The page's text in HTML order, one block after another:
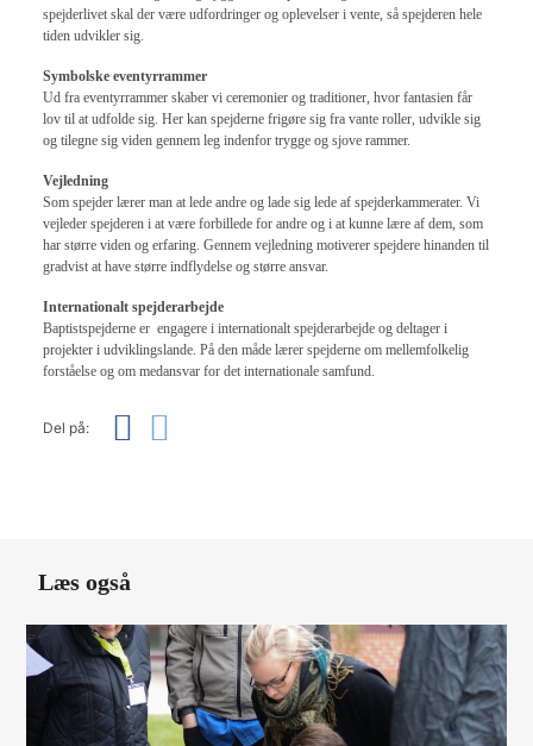
spejderlivet skal der være udfordringer og oplevelser i vente, så spejderen hele
tiden udvikler sig.
Symbolske eventyrrammer
Ud fra eventyrrammer skaber vi ceremonier og traditioner, hvor fantasien får
lov til at udfolde sig. Her kan spejderne frigøre sig fra vante roller, udvikle sig
og tilegne sig viden gennem leg indenfor trygge og sjove rammer.
Vejledning
Som spejder lærer man at lede andre og lade sig lede af spejderkammerater. Vi
vejleder spejderen i at være forbillede for andre og i at kunne lære af dem, som
har større viden og erfaring. Gennem vejledning motiverer spejdere hinanden til
gradvist at have større indflydelse og større ansvar.
Internationalt spejderarbejde
Baptistspejderne er engagere i internationalt spejderarbejde og deltager i
projekter i udviklingslande. På den måde lærer spejderne om mellemfolkelig
forståelse og om medansvar for det internationale samfund.
Del på:
Læs også